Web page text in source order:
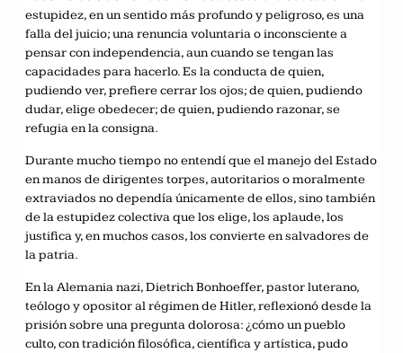
estupidez, en un sentido más profundo y peligroso, es una
falla del juicio; una renuncia voluntaria o inconsciente a
pensar con independencia, aun cuando se tengan las
capacidades para hacerlo. Es la conducta de quien,
pudiendo ver, prefiere cerrar los ojos; de quien, pudiendo
dudar, elige obedecer; de quien, pudiendo razonar, se
refugia en la consigna.
Durante mucho tiempo no entendí que el manejo del Estado
en manos de dirigentes torpes, autoritarios o moralmente
extraviados no dependía únicamente de ellos, sino también
de la estupidez colectiva que los elige, los aplaude, los
justifica y, en muchos casos, los convierte en salvadores de
la patria.
En la Alemania nazi, Dietrich Bonhoeffer, pastor luterano,
teólogo y opositor al régimen de Hitler, reflexionó desde la
prisión sobre una pregunta dolorosa: ¿cómo un pueblo
culto, con tradición filosófica, científica y artística, pudo